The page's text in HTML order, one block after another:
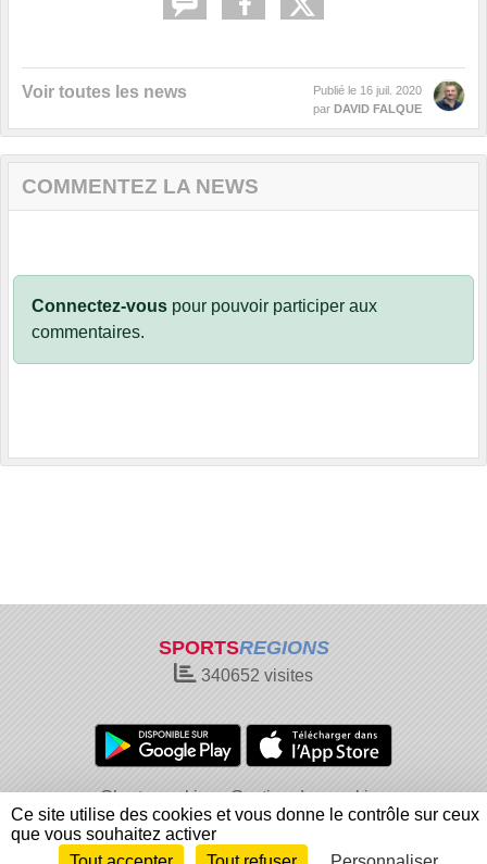
Voir toutes les news Publié le 16 juil. 2020
par DAVID FALQUE
COMMENTEZ LA NEWS
Connectez-vous pour pouvoir participer aux
commentaires.
SPORTSREGIONS
340652 visites
Charte cookies
Gestion des cookies
Informations légales
Signaler un contenu inapproprié
Ce site utilise des cookies et vous donne le contrôle sur ceux
que vous souhaitez activer